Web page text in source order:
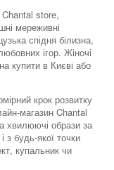
Chantal store,
мереживні
спідня білизна,
ігор. Жіночі
купити в Києві або
крок розвитку
магазин Chantal
хвилюючі образи за
з будь-якої точки
купальник чи